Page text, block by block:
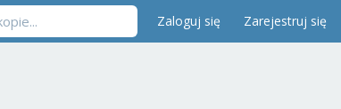
Zaloguj się Zarejestruj się